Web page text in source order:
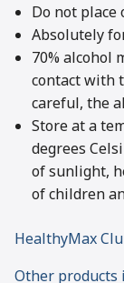
Do not place
Absolutely
70% alcohol
contact with
careful, the
Store at a
degrees
of sunlight,
of children
HealthyMax
Other products